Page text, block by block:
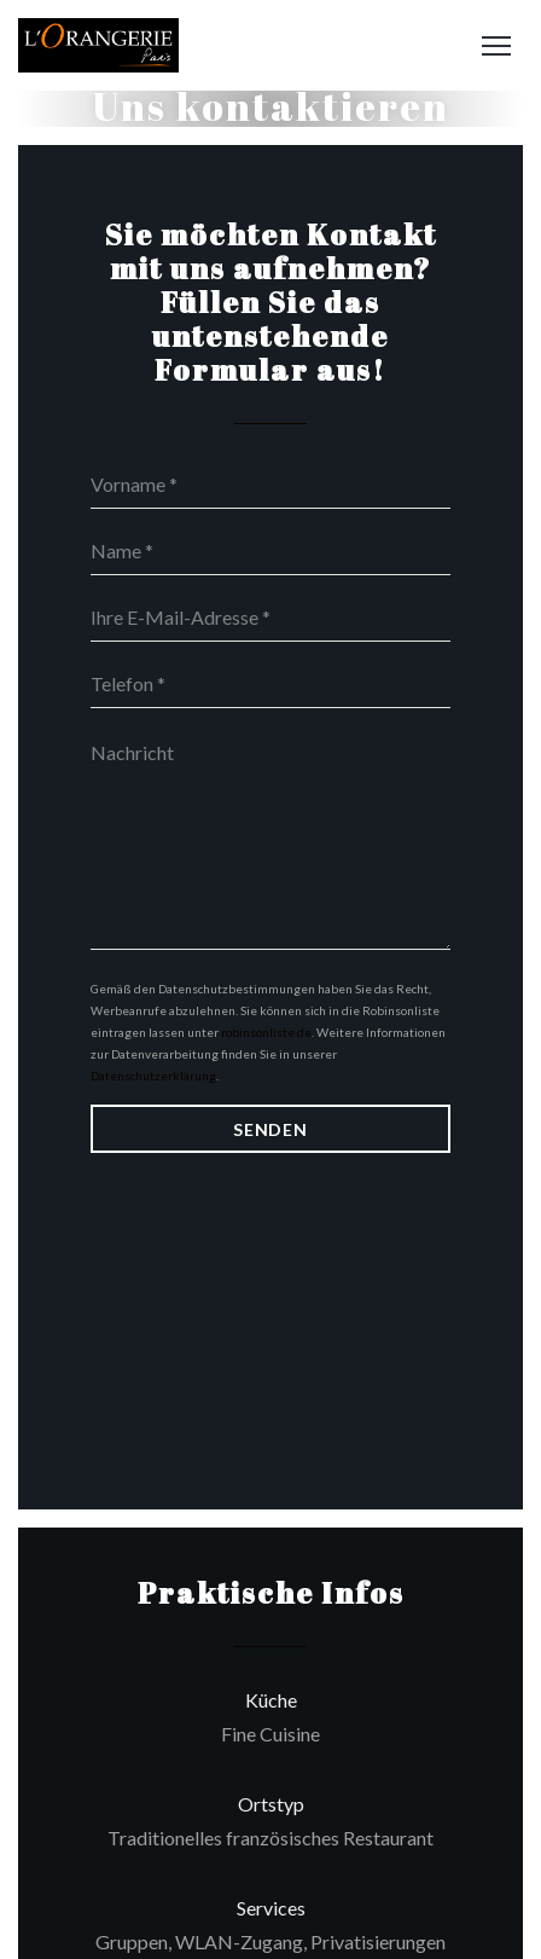
Uns kontaktieren
Sie möchten Kontakt
mit uns aufnehmen?
Füllen Sie das
untenstehende
Formular aus!
Gemäß den Datenschutzbestimmungen haben Sie das Recht,
Werbeanrufe abzulehnen. Sie können sich in die Robinsonliste
eintragen lassen unter robinsonliste.de . Weitere Informationen
zur Datenverarbeitung finden Sie in unserer
Datenschutzerklärung
Praktische Infos
Küche
Fine Cuisine
Ortstyp
Traditionelles französisches Restaurant
Services
Gruppen, WLAN-Zugang, Privatisierungen